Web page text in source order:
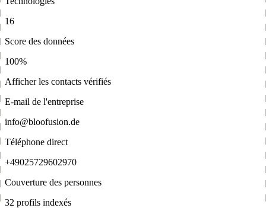
16
Score des données
100%
Afficher les contacts vérifiés
E-mail de l'entreprise
info@bloofusion.de
Téléphone direct
+49025729602970
Couverture des personnes
32 profils indexés